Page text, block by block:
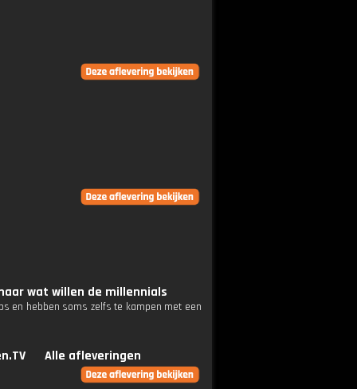
wat willen de millennials
en hebben soms zelfs te kampen met een
Alle afleveringen